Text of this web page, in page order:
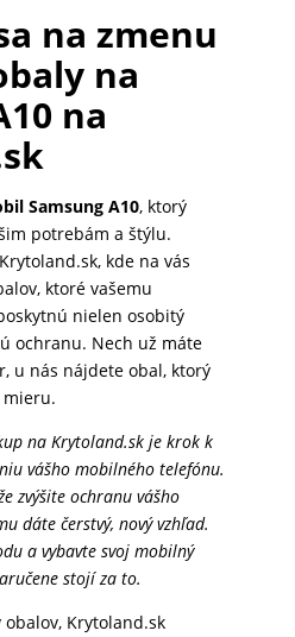
na zmenu
na
na
Samsung A10, ktorý
potrebám a štýlu.
kde na vás
ktoré vašemu
nielen osobitý
ochranu. Nech už máte
u nás nájdete obal, ktorý
mieru.
na Krytoland.sk je krok k
vášho mobilného telefónu.
zvýšite ochranu vášho
dáte čerstvý, nový vzhľad.
a vybavte svoj mobilný
stojí za to.
Krytoland.sk